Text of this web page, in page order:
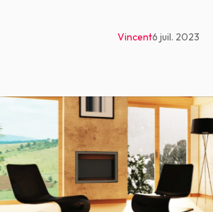
6 juil. 2023
Vincent